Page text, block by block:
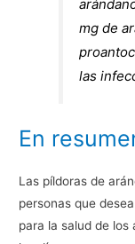
mg de
las
En
Las píldoras de
personas que
para la salud de